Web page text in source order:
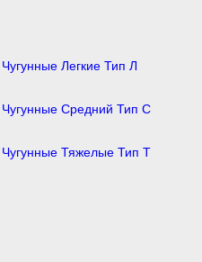
Легкие Тип Л
Средний Тип С
Тяжелые Тип Т